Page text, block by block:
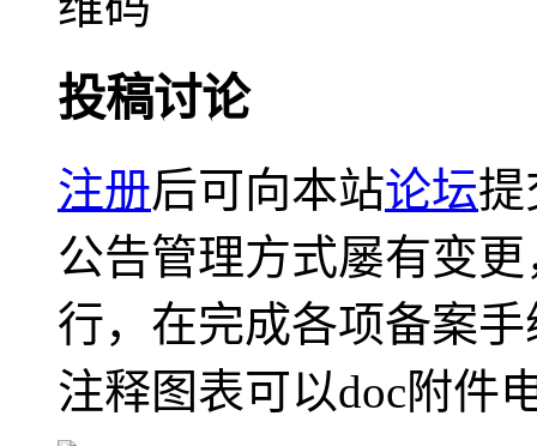
投稿讨论
注册后可向本站论坛提
公告管理方式屡有变
行，在完成各项备案
注释图表可以doc附件